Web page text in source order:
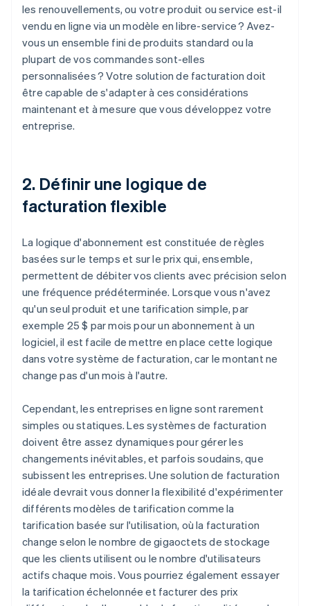
les renouvellements, ou votre produit ou service est-il
vendu en ligne via un modèle en libre-service ? Avez-
vous un ensemble fini de produits standard ou la
plupart de vos commandes sont-elles
personnalisées ? Votre solution de facturation doit
être capable de s'adapter à ces considérations
maintenant et à mesure que vous développez votre
entreprise.
2. Définir une logique de
facturation flexible
La logique d'abonnement est constituée de règles
basées sur le temps et sur le prix qui, ensemble,
permettent de débiter vos clients avec précision selon
une fréquence prédéterminée. Lorsque vous n'avez
qu'un seul produit et une tarification simple, par
exemple 25 $ par mois pour un abonnement à un
logiciel, il est facile de mettre en place cette logique
dans votre système de facturation, car le montant ne
change pas d'un mois à l'autre.
Cependant, les entreprises en ligne sont rarement
simples ou statiques. Les systèmes de facturation
doivent être assez dynamiques pour gérer les
changements inévitables, et parfois soudains, que
subissent les entreprises. Une solution de facturation
idéale devrait vous donner la flexibilité d'expérimenter
différents modèles de tarification comme la
tarification basée sur l'utilisation, où la facturation
change selon le nombre de gigaoctets de stockage
que les clients utilisent ou le nombre d'utilisateurs
actifs chaque mois. Vous pourriez également essayer
la tarification échelonnée et facturer des prix